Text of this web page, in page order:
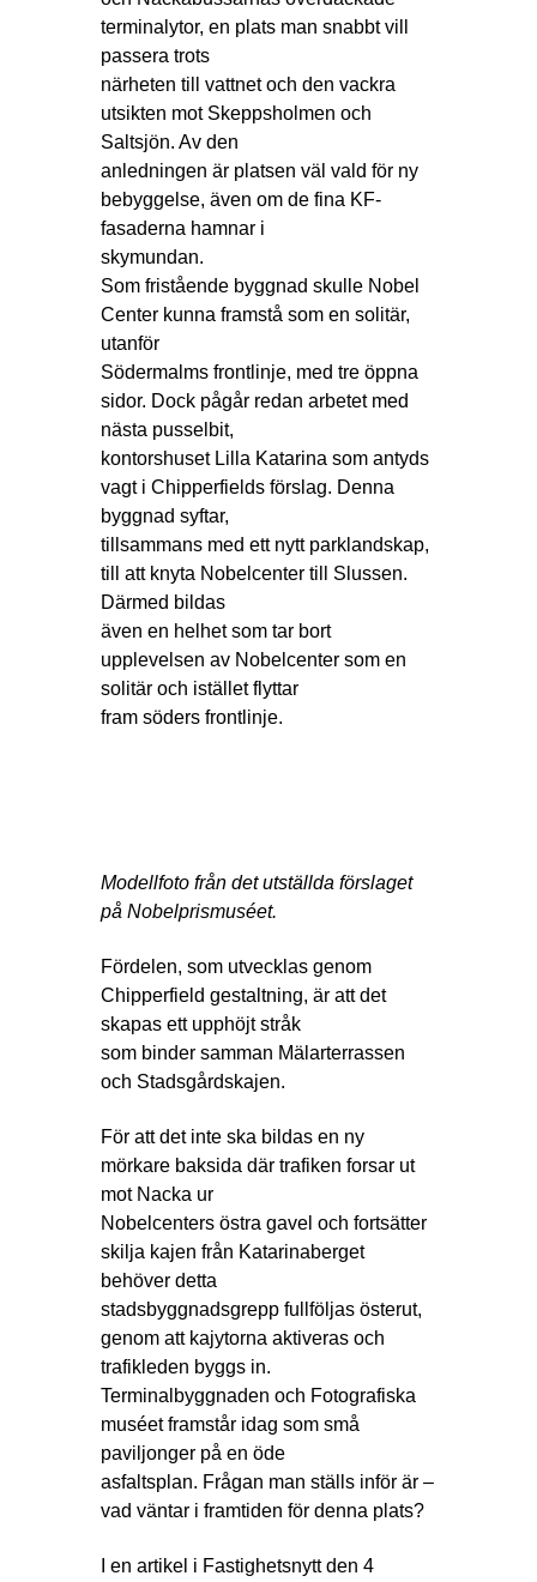
terminalytor, en plats man snabbt vill
passera trots
närheten till vattnet och den vackra
utsikten mot Skeppsholmen och
Saltsjön. Av den
anledningen är platsen väl vald för ny
bebyggelse, även om de fina KF-
fasaderna hamnar i
skymundan.
Som fristående byggnad skulle Nobel
Center kunna framstå som en solitär,
utanför
Södermalms frontlinje, med tre öppna
sidor. Dock pågår redan arbetet med
nästa pusselbit,
kontorshuset Lilla Katarina som antyds
vagt i Chipperfields förslag. Denna
byggnad syftar,
tillsammans med ett nytt parklandskap,
till att knyta Nobelcenter till Slussen.
Därmed bildas
även en helhet som tar bort
upplevelsen av Nobelcenter som en
solitär och istället flyttar
fram söders frontlinje.
Modellfoto från det utställda förslaget
på Nobelprismuséet.
Fördelen, som utvecklas genom
Chipperfield gestaltning, är att det
skapas ett upphöjt stråk
som binder samman Mälarterrassen
och Stadsgårdskajen.
För att det inte ska bildas en ny
mörkare baksida där trafiken forsar ut
mot Nacka ur
Nobelcenters östra gavel och fortsätter
skilja kajen från Katarinaberget
behöver detta
stadsbyggnadsgrepp fullföljas österut,
genom att kajytorna aktiveras och
trafikleden byggs in.
Terminalbyggnaden och Fotografiska
muséet framstår idag som små
paviljonger på en öde
asfaltsplan. Frågan man ställs inför är –
vad väntar i framtiden för denna plats?
I en artikel i Fastighetsnytt den 4